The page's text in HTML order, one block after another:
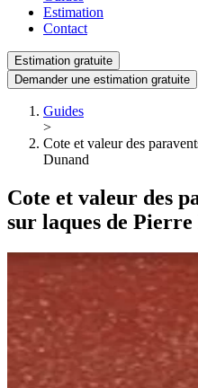
Estimation
Contact
Estimation gratuite
Demander une estimation gratuite
Guides
>
Cote et valeur des
Dunand
Cote et valeur des
sur laques de Pierre